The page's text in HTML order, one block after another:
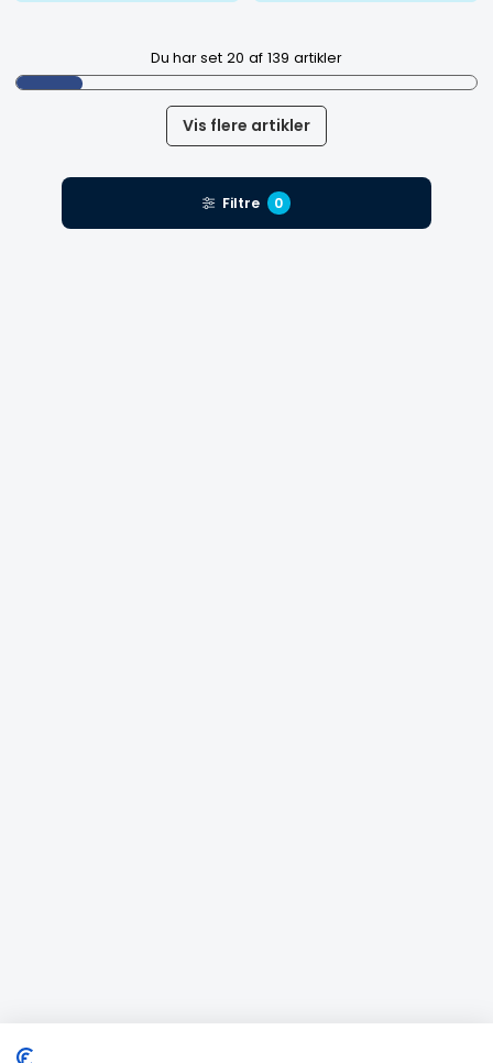
Du har set 20 af 139 artikler
Vis flere artikler
Filtre 0